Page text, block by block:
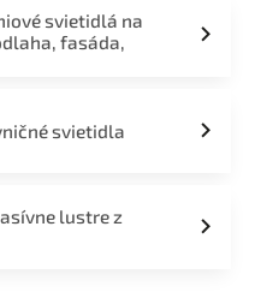
svietidlá na
fasáda,
svietidla
lustre z